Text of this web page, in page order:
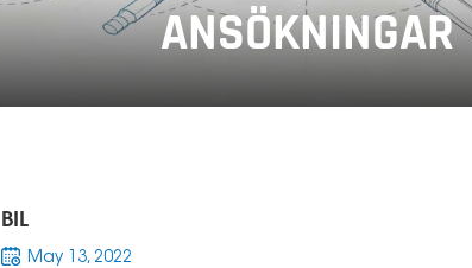
ANSÖKNINGAR
BIL
May 13, 2022